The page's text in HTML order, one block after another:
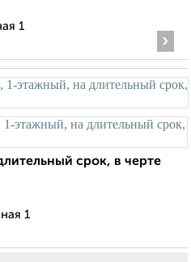
1
›
срок, в черте
1